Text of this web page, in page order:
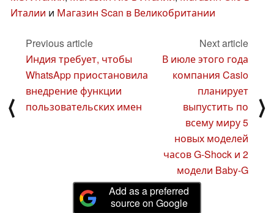
Италии и Магазин Scan в Великобритании
⟨
Previous article
Индия требует, чтобы
WhatsApp приостановила
внедрение функции
пользовательских имен
Next article
В июле этого года
компания Casio
планирует
выпустить по
всему миру 5
новых моделей
часов G-Shock и 2
модели Baby-G
⟩
Add as a preferred
source on Google